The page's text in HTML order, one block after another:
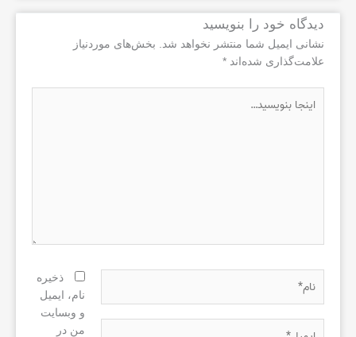
دیدگاه‌ خود را بنویسید
نشانی ایمیل شما منتشر نخواهد شد. بخش‌های موردنیاز
علامت‌گذاری شده‌اند *
بنویسید…
ذخیره
نام، ایمیل
و وبسایت
من در